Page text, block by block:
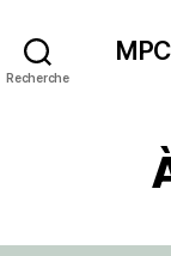
Recherche